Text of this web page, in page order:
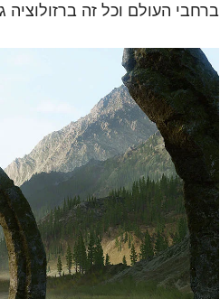
ברחבי העולם וכל זה ברזולוציה